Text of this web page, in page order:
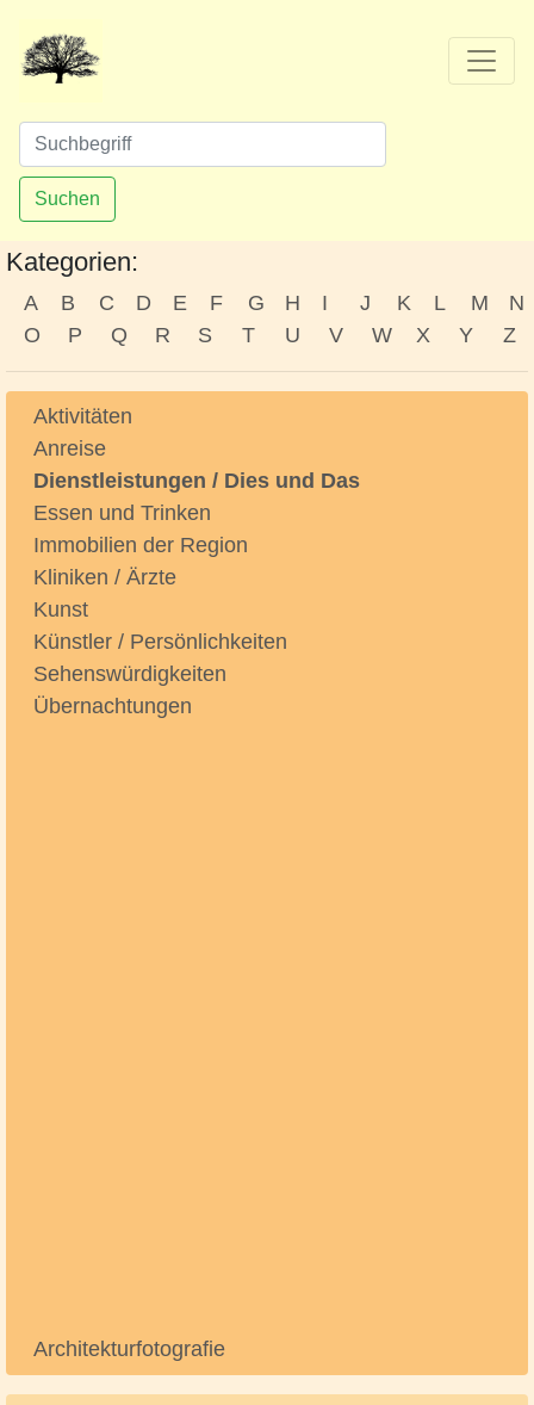
Suchen
Kategorien:
A B C D E F G H I J K L M
N
O
P Q R S T U V W X Y Z
Aktivitäten
Anreise
Dienstleistungen / Dies und Das
Essen und Trinken
Immobilien der Region
Kliniken / Ärzte
Kunst
Künstler / Persönlichkeiten
Sehenswürdigkeiten
Übernachtungen
Architekturfotografie